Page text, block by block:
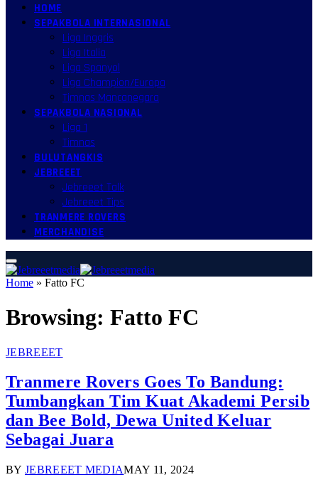
HOME
SEPAKBOLA INTERNASIONAL
Liga Inggris
Liga Italia
Liga Spanyol
Liga Champion/Europa
Timnas Mancanegara
SEPAKBOLA NASIONAL
Liga 1
Timnas
BULUTANGKIS
JEBREEET
Jebreeet Talk
Jebreeet Tips
TRANMERE ROVERS
MERCHANDISE
Home » Fatto FC
Browsing: Fatto FC
JEBREEET
Tranmere Rovers Goes To Bandung:
Tumbangkan Tim Kuat Akademi Persib
dan Bee Bold, Dewa United Keluar
Sebagai Juara
BY JEBREEET MEDIAMAY 11, 2024